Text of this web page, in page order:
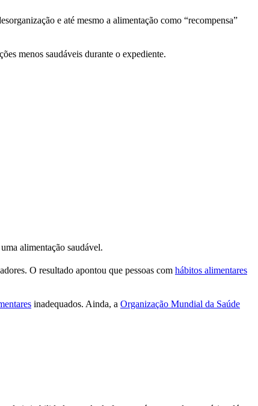
e até mesmo a alimentação como “recompensa”
menos saudáveis durante o expediente.
alimentação saudável.
O resultado apontou que pessoas com hábitos alimentares
inadequados. Ainda, a Organização Mundial da Saúde